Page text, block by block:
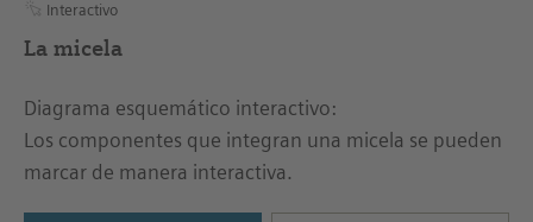
Interactivo
La micela
Diagrama esquemático interactivo:
Los componentes que integran una micela se pueden
marcar de manera interactiva.